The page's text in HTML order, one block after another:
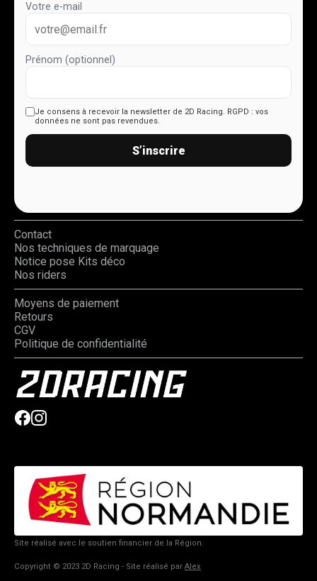
Votre e-mail
Prénom (optionnel)
Je consens à recevoir la newsletter de 2D Racing. RGPD : vos
données ne sont pas revendues.
S’inscrire
Contact
Nos techniques de marquage
Notice pose Kits déco
Nos riders
Moyens de paiement
Retours
CGV
Politique de confidentialité
Site réalisé avec le soutien financier de la Région.
Copyright © 2023 2D Racing - Site réalisé par Alex